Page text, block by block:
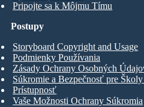
Pripojte sa k Môjmu Tímu
Postupy
Storyboard Copyright and Usage
Podmienky Používania
Zásady Ochrany Osobných
Súkromie a Bezpečnosť pre
Prístupnosť
Vaše Možnosti Ochrany Súkromia